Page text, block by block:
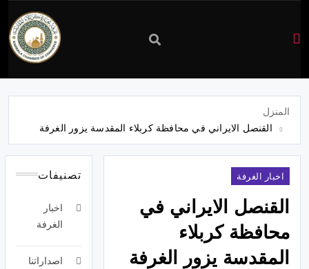
غرفة
كربلاء
المنزل
القنصل الايراني في محافظة كربلاء المقدسة يزور الغرفة
اخبار الغرفة
القنصل الايراني في
محافظة كربلاء
المقدسة يزور الغرفة
تصنيفات
اخبار
الغرفة
اصداراتنا